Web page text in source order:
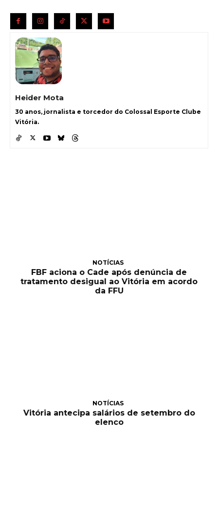
Heider Mota
30 anos, jornalista e torcedor do Colossal Esporte Clube
Vitória.
NOTÍCIAS
FBF aciona o Cade após denúncia de
tratamento desigual ao Vitória em acordo
da FFU
NOTÍCIAS
Vitória antecipa salários de setembro do
elenco